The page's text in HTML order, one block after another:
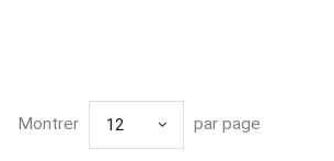
Montrer 12 par page